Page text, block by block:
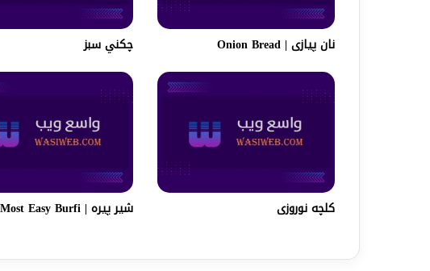
نان پیازی | Onion Bread چکني سبز
کلچه نوروزی شیر پیره | Most Easy Burfi